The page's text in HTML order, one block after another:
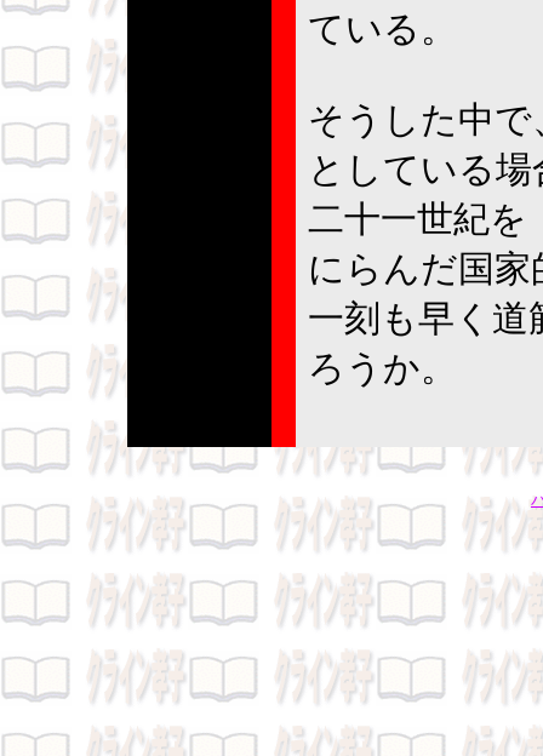
ている。
そうした中
としている
二十一世紀を
にらんだ国
一刻も早く
ろうか。